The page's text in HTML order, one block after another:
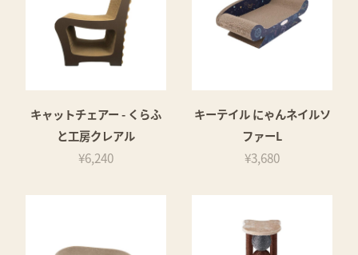
キャットチェアー - くらふ
と工房クレアル
¥6,240
キーテイル にゃんネイルソ
ファーL
¥3,680